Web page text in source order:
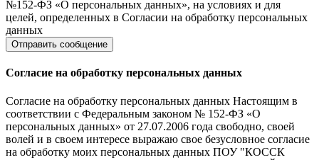
№152-ФЗ «О персональных данных», на условиях и для
целей, определенных в Согласии на обработку персональных
данных
Согласие на обработку персональных данных
Согласие на обработку персональных данных Настоящим в
соответствии с Федеральным законом № 152-ФЗ «О
персональных данных» от 27.07.2006 года свободно, своей
волей и в своем интересе выражаю свое безусловное согласие
на обработку моих персональных данных ПОУ "КОССК